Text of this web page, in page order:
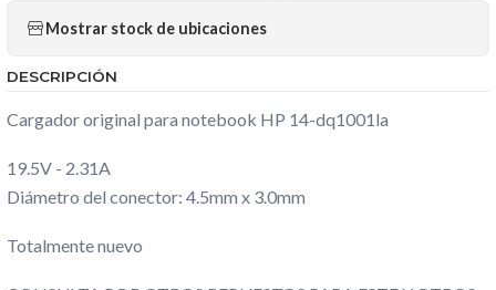
Mostrar stock de ubicaciones
DESCRIPCIÓN
Cargador original para notebook HP 14-dq1001la
19.5V - 2.31A
Diámetro del conector: 4.5mm x 3.0mm
Totalmente nuevo